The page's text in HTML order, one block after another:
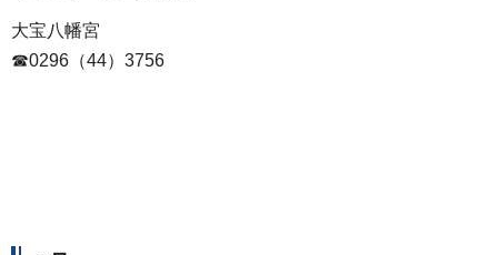
大宝八幡宮
☎0296（44）3756